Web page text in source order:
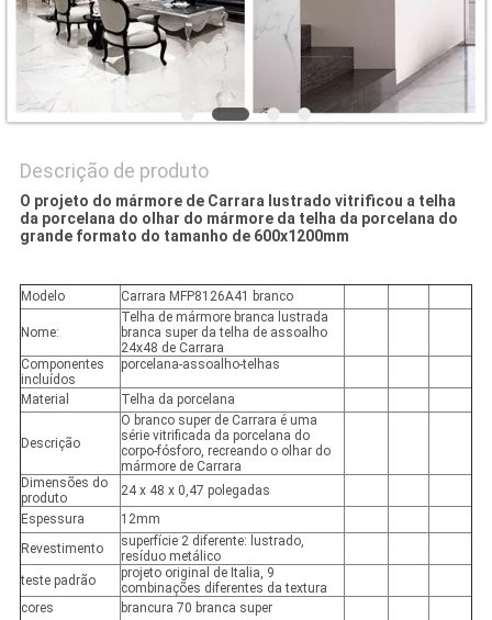
Descrição de produto
O projeto do mármore de Carrara lustrado vitrificou a telha
da porcelana do olhar do mármore da telha da porcelana do
grande formato do tamanho de 600x1200mm
Modelo Carrara MFP8126A41 branco
Nome:
Telha de mármore branca lustrada
branca super da telha de assoalho
24x48 de Carrara
Componentes
incluídos
porcelana-assoalho-telhas
Material Telha da porcelana
Descrição
O branco super de Carrara é uma
série vitrificada da porcelana do
corpo-fósforo, recreando o olhar do
mármore de Carrara
Dimensões do
produto
24 x 48 x 0,47 polegadas
Espessura
12mm
Revestimento
superfície 2 diferente: lustrado,
resíduo metálico
teste padrão
projeto original de Italia, 9
combinações diferentes da textura
cores
brancura 70 branca super